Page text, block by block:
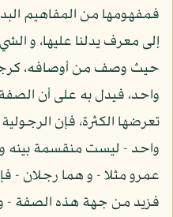
فمفهومها من المفاهيم
إلى معرف يدلنا عليها، و
حيث وصف من أوصافه،
واحد، فيدل به على أن الصفة
تعرضها الكثرة، فإن
واحد - ليست منقسمة بينه و
عمرو مثلا - و هما رجلان -
فزيد من جهة هذه الصفة - و